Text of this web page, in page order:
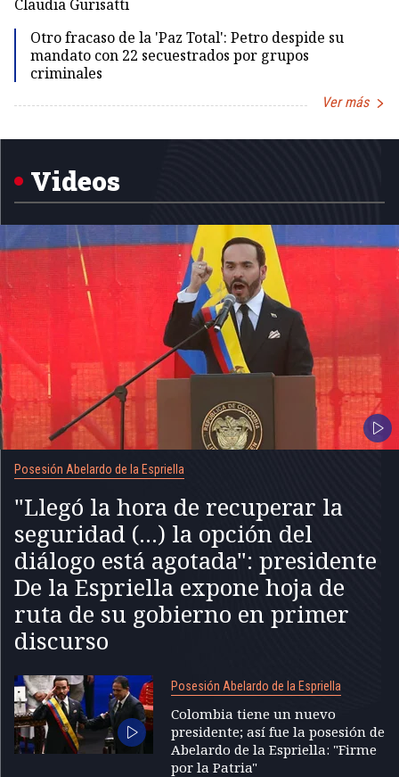
Claudia Gurisatti
Otro fracaso de la 'Paz Total': Petro despide su
mandato con 22 secuestrados por grupos
criminales
Ver más
Videos
Posesión Abelardo de la Espriella
"Llegó la hora de recuperar la
seguridad (...) la opción del
diálogo está agotada": presidente
De la Espriella expone hoja de
ruta de su gobierno en primer
discurso
Posesión Abelardo de la Espriella
Colombia tiene un nuevo
presidente; así fue la posesión de
Abelardo de la Espriella: "Firme
por la Patria"